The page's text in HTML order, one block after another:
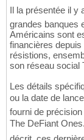
Il la présentée il
grandes banques
Américains sont
financières
résistions,
son réseau social
Les détails
ou la date de
fourni de
The DeFiant